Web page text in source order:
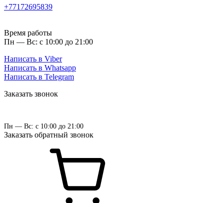
+77172695839
Время работы
Пн — Вс: с 10:00 до 21:00
Написать в Viber
Написать в Whatsapp
Написать в Telegram
Заказать звонок
Пн — Вс: с 10:00 до 21:00
Заказать обратный звонок